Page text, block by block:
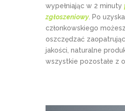
wypełniając w 2 minuty
zgłoszeniowy. Po
członkowskiego
oszczędzać
jakości, naturalne
wszystkie pozostałe z